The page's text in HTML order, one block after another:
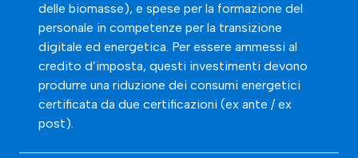
delle biomasse), e spese per la formazione del
personale in competenze per la transizione
digitale ed energetica. Per essere ammessi al
credito d’imposta, questi investimenti devono
produrre una riduzione dei consumi energetici
certificata da due certificazioni (ex ante / ex
post).